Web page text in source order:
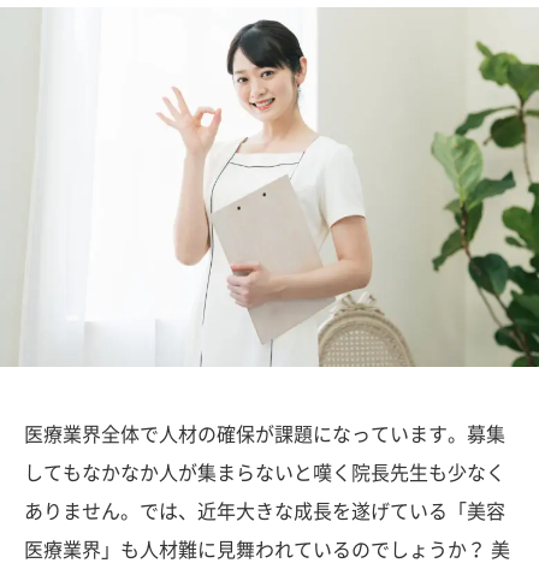
セミナー
医療業界全体で人材の確保が課題になっています。募集
してもなかなか人が集まらないと嘆く院長先生も少なく
ありません。では、近年大きな成長を遂げている「美容
医療業界」も人材難に見舞われているのでしょうか？ 美